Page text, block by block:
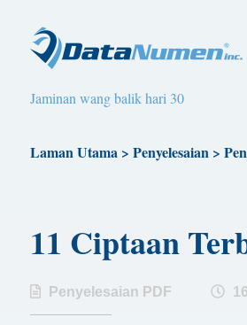
Jaminan wang balik hari 30
Laman Utama> Penyelesaian>
11 Ciptaan
Penyelesaian PDF